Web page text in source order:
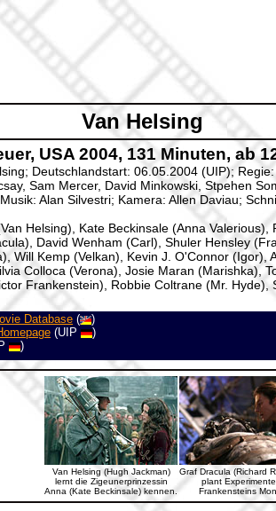
Van Helsing
USA 2004, 131 Minuten, ab
Deutschlandstart: 06.05.2004 (UIP);
Sam Mercer, David Minkowski, Stpehen
Alan Silvestri; Kamera: Allen Daviau;
Helsing), Kate Beckinsale (Anna Valerious),
David Wenham (Carl), Shuler Hensley
Will Kemp (Velkan), Kevin J. O'Connor (Igor),
Colloca (Verona), Josie Maran (Marishka),
Frankenstein), Robbie Coltrane (Mr. Hyde),
Database (
)
(UIP
)
)
Van Helsing (Hugh Jackman)
lernt die Zigeunerprinzessin
Anna (Kate Beckinsale) kennen.
Graf Dracula (Richard
plant
Frankensteins